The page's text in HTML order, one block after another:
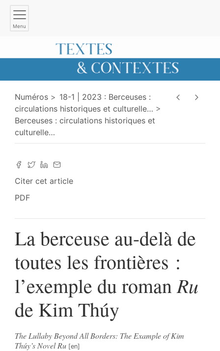
Menu
Numéros
18-1 | 2023 : Berceuses :
circulations historiques et culturelle…
Berceuses : circulations historiques et
culturelle…
Citer cet article
PDF
La berceuse au-delà de
toutes les frontières :
l’exemple du roman Ru
de Kim Thúy
The Lullaby Beyond All Borders: The Example of Kim
Thúy’s Novel Ru